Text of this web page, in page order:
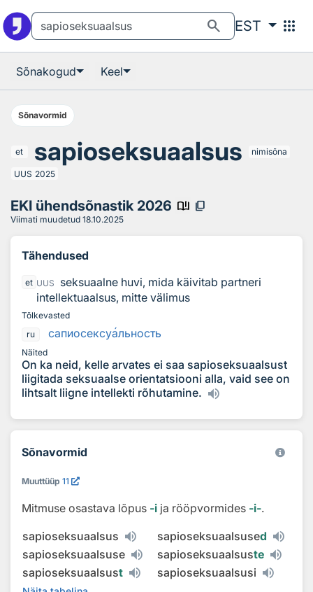
search EST apps
Sõnakogud Keel
Sõnavormid
et sapioseksuaalsus nimisõna
UUS 2025
EKI ühendsõnastik 2026 book_ribbon content_copy
Viimati muudetud 18.10.2025
Tähendused
et UUS
seksuaalne huvi, mida käivitab partneri
intellektuaalsus, mitte välimus
Tõlkevasted
ru
сапиосексуальность
Näited
On ka neid, kelle arvates ei saa sapioseksuaalsust
liigitada seksuaalse orientatsiooni alla, vaid see on
lihtsalt liigne intellekti rõhutamine.
Sõnavormid
Muuttüüp 11
Mitmuse osastava lõpus ‑i ja rööpvormides ‑i‑.
sapioseksuaalsus
sapioseksuaalsused
sapioseksuaalsuse
sapioseksuaalsuste
sapioseksuaalsust sapioseksuaalsusi